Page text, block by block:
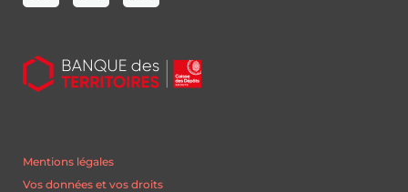
Mentions légales
Vos données et vos droits